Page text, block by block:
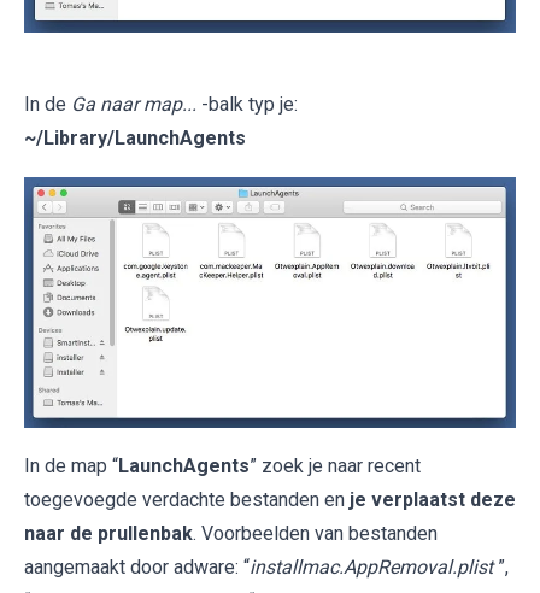
In de Ga naar map... -balk typ je:
~/Library/LaunchAgents
In de map “LaunchAgents” zoek je naar recent
toegevoegde verdachte bestanden en je verplaatst deze
naar de prullenbak. Voorbeelden van bestanden
aangemaakt door adware: “installmac.AppRemoval.plist ”,